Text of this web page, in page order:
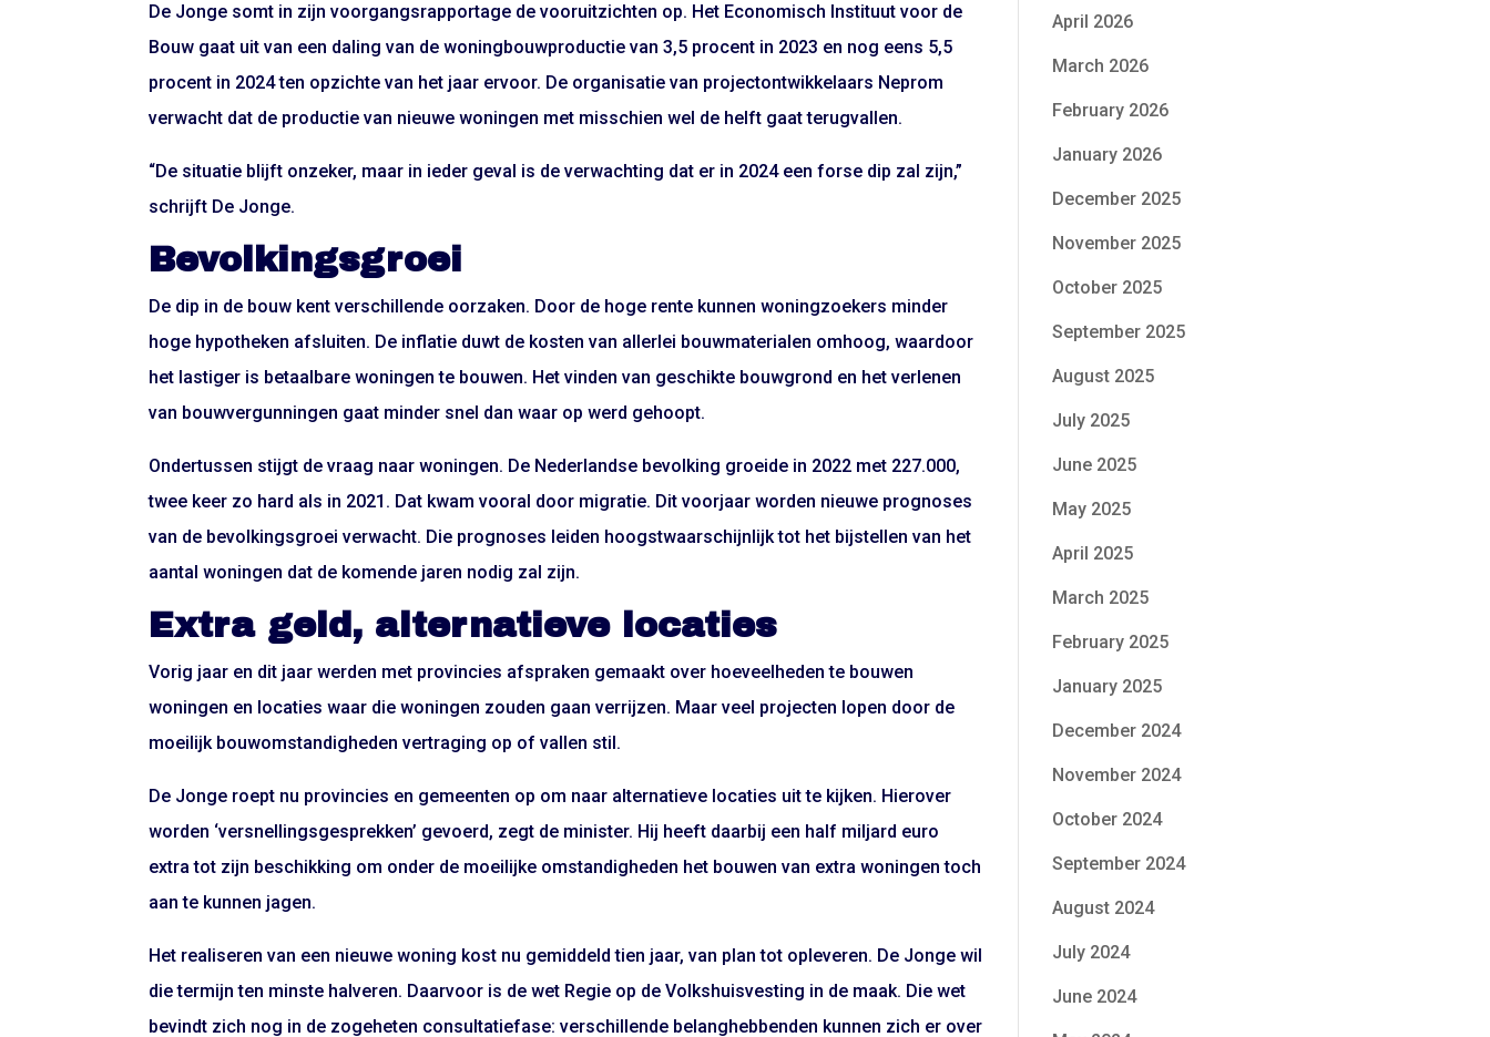
De Jonge somt in zijn voorgangsrapportage de vooruitzichten op. Het Economisch Instituut voor de
Bouw gaat uit van een daling van de woningbouwproductie van 3,5 procent in 2023 en nog eens 5,5
procent in 2024 ten opzichte van het jaar ervoor. De organisatie van projectontwikkelaars Neprom
verwacht dat de productie van nieuwe woningen met misschien wel de helft gaat terugvallen.
“De situatie blijft onzeker, maar in ieder geval is de verwachting dat er in 2024 een forse dip zal zijn,”
schrijft De Jonge.
Bevolkingsgroei
De dip in de bouw kent verschillende oorzaken. Door de hoge rente kunnen woningzoekers minder
hoge hypotheken afsluiten. De inflatie duwt de kosten van allerlei bouwmaterialen omhoog, waardoor
het lastiger is betaalbare woningen te bouwen. Het vinden van geschikte bouwgrond en het verlenen
van bouwvergunningen gaat minder snel dan waar op werd gehoopt.
Ondertussen stijgt de vraag naar woningen. De Nederlandse bevolking groeide in 2022 met 227.000,
twee keer zo hard als in 2021. Dat kwam vooral door migratie. Dit voorjaar worden nieuwe prognoses
van de bevolkingsgroei verwacht. Die prognoses leiden hoogstwaarschijnlijk tot het bijstellen van het
aantal woningen dat de komende jaren nodig zal zijn.
Extra geld, alternatieve locaties
Vorig jaar en dit jaar werden met provincies afspraken gemaakt over hoeveelheden te bouwen
woningen en locaties waar die woningen zouden gaan verrijzen. Maar veel projecten lopen door de
moeilijk bouwomstandigheden vertraging op of vallen stil.
De Jonge roept nu provincies en gemeenten op om naar alternatieve locaties uit te kijken. Hierover
worden ‘versnellingsgesprekken’ gevoerd, zegt de minister. Hij heeft daarbij een half miljard euro
extra tot zijn beschikking om onder de moeilijke omstandigheden het bouwen van extra woningen toch
aan te kunnen jagen.
Het realiseren van een nieuwe woning kost nu gemiddeld tien jaar, van plan tot opleveren. De Jonge wil
die termijn ten minste halveren. Daarvoor is de wet Regie op de Volkshuisvesting in de maak. Die wet
bevindt zich nog in de zogeheten consultatiefase: verschillende belanghebbenden kunnen zich er over
April 2026
March 2026
February 2026
January 2026
December 2025
November 2025
October 2025
September 2025
August 2025
July 2025
June 2025
May 2025
April 2025
March 2025
February 2025
January 2025
December 2024
November 2024
October 2024
September 2024
August 2024
July 2024
June 2024